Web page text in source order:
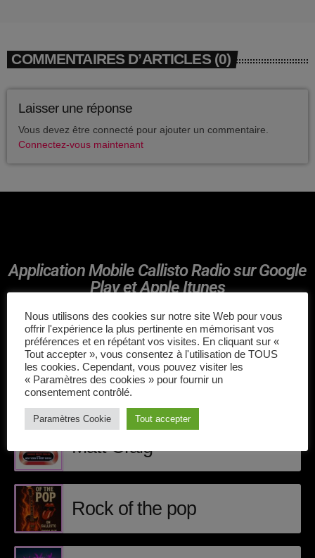
avril 2020
mars 2018
janvier 2018
CATÉGORIES
Callisto concerts
DJ
Dream Trance
Electronic music
Featured
French touch
Highlights
COMMENTAIRES D’ARTICLES (0)
Laisser une réponse
Vous devez être connecté pour ajouter un commentaire.
Connectez-vous maintenant
Application Mobile Callisto Radio sur Google
Play et Apple Itunes
ÉPISODES DE PODCAST
Matt Craig
Rock of the pop
Nous utilisons des cookies sur notre site Web pour vous
offrir l'expérience la plus pertinente en mémorisant vos
préférences et en répétant vos visites. En cliquant sur «
Tout accepter », vous consentez à l'utilisation de TOUS
les cookies. Cependant, vous pouvez visiter les
« Paramètres des cookies » pour fournir un
consentement contrôlé.
Paramètres Cookie Tout accepter